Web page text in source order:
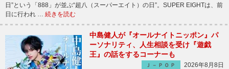
日”という「888」が並ぶ“超八（スーパーエイト）の日”。SUPER EIGHTは、前
日に行われ … 続きを読む
中島健人が『オールナイトニッポン』パ
ーソナリティ、人生相談を受け『遊戯
王』の話をするコーナーも
Ｊ－ＰＯＰ
2026年8月8日